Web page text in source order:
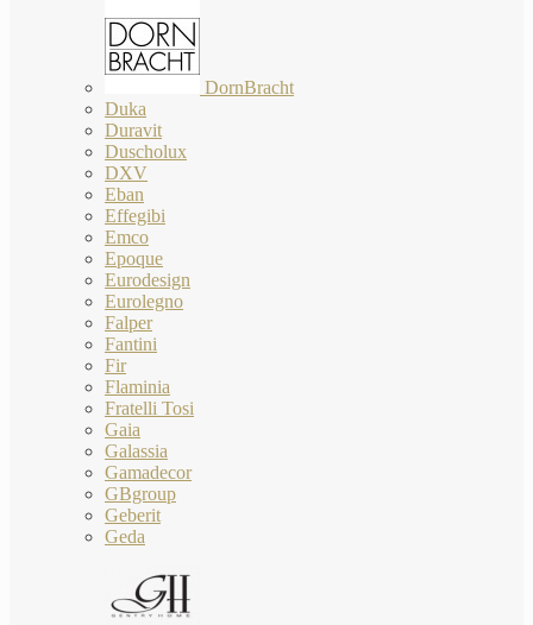
DornBracht
Duka
Duravit
Duscholux
DXV
Eban
Effegibi
Emco
Epoque
Eurodesign
Eurolegno
Falper
Fantini
Fir
Flaminia
Fratelli Tosi
Gaia
Galassia
Gamadecor
GBgroup
Geberit
Geda